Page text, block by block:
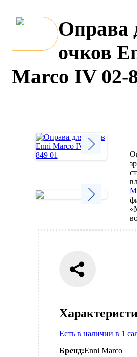
Оправа
очков
Marco IV 02-
Есть в наличии в 1
Бренд:Enni Marco